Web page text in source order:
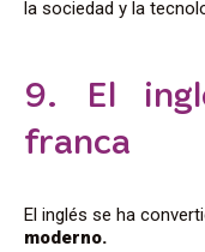
la sociedad y la
9. El
franca
El inglés se ha
moderno.